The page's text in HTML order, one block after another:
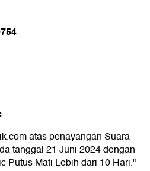
atas penayangan Suara
tanggal 21 Juni 2024 dengan
Putus Mati Lebih dari 10 Hari."